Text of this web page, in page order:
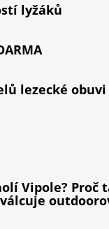
lyžáků
lezecké obuvi
Vipole? Proč